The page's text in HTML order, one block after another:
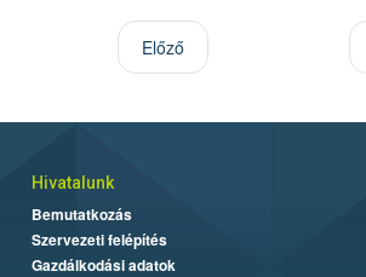
Előző
Hivatalunk
Bemutatkozás
Szervezeti felépítés
Gazdálkodási adatok